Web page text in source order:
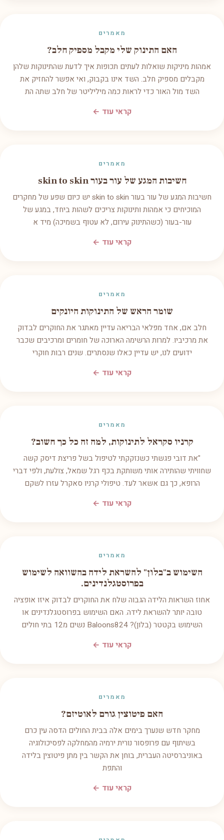
מאמרים
האם התינוק שלי מקבל מספיק חלב?
אמהות מיניקות שואלות לעתים תכופות איך לדעת שהתינוקות שלהן
מקבלים מספיק חלב. השד אינו בקבוק, ואי אפשר להחזיק את
השד מול האור כדי לראות כמה מיליליטר של חלב שתה הת
קראי עוד ←
מאמרים
חשיבות המגע של עור בעור skin to skin
חשיבות המגע של עור בעור skin to skin יש כיום שפע של מחקרים
המוכיחים כי אמהות ותינוקות צריכים לשהות ביחד, במגע של
עור-בעור (כשהתינוק עירום, לא עטוף בשמיכה) מיד א
קראי עוד ←
מאמרים
שומר הראש של התינוקות היונקים
חלב אם, אחד מפלאי הבריאה עדיין מאתגר את החוקרים לבדוק
את מרכיביו. למרות הרשימה הארוכה של חומרים ומרכיבים שכבר
ידועים לנו, יש עדיין כאלו שנסתרים. שנים רבות חוקרי
קראי עוד ←
מאמרים
קרניו סקראל לתינוקות, למה זה כל כך חשוב?
"את דובי פגשתי כשנזקקתי לטיפול בשל פריצת דיסק קשה
שחוויתי שהותירה אותי משותקת בכף רגל שמאל, צולעת, ולפי דברי
הרופא, כך גם אשאר לעד. טיפולי קרניו סאקרל עזרו לשקם
קראי עוד ←
מאמרים
השימוש ב"בלון" להשראת לידה בהשוואה לשימוש
בפרוסטגלנדינים.
אחוז השראות הלידה הגבוה שלח את החוקרים לבדוק איזו אופציה
טובה יותר להשראת לידה. האם השימוש בפרוסטגלנדינים או
השימוש בקטטר (בלון)? Baloons824 נשים מ12 בתי חולים
קראי עוד ←
מאמרים
האם פיטוצין גורם לאוטיזם?
מחקר חדש שנערך בימים אלה בבית החולים הדסה עין כרם
בשיתוף עם פרופסור נורית ירמיה מהמחלקה לפסיכולוגיה
באוניברסיטה העברית, בוחן את הקשר בין מתן פיטוצין בלידה
והתפת
קראי עוד ←